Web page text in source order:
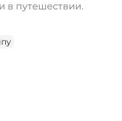
в путешествии.